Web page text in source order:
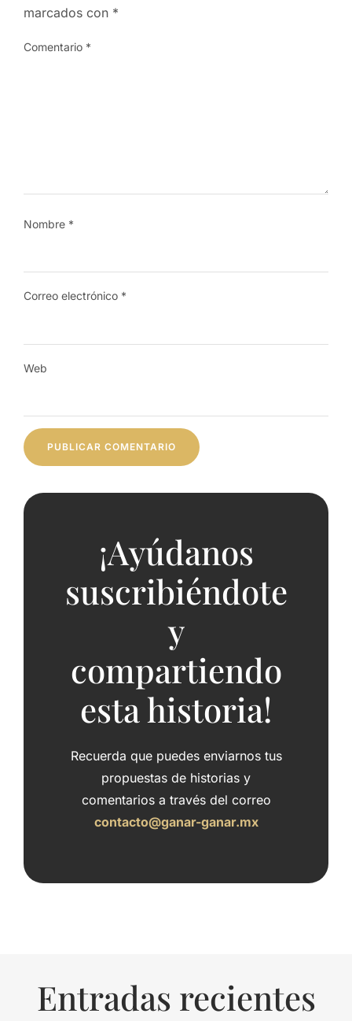
marcados con *
Comentario *
Nombre *
Correo electrónico *
Web
¡Ayúdanos
suscribiéndote
y
compartiendo
esta historia!
Recuerda que puedes enviarnos tus
propuestas de historias y
comentarios a través del correo
contacto@ganar-ganar.mx
Entradas recientes